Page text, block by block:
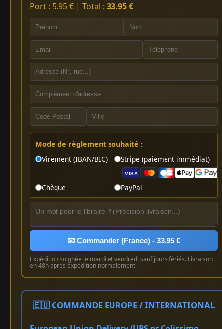
Port : 5.95 € | Total : 33.95 €
Mode de règlement souhaité :
Virement (IBAN/BIC)
Stripe (paiement immédiat)
VISA
Chèque PayPal
📧 Commander (France) - 33.95 €
Expédition soignée le mardi et vendredi sauf jours fériés. Livraison
en 48h après expédition normalement
🇪🇺 COMMANDE EUROPE / INTERNATIONAL